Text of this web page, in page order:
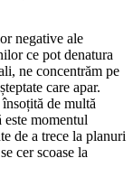
negative ale
ce pot denatura
ne concentrăm pe
care apar.
de multă
momentul
de a trece la planuri
cer scoase la